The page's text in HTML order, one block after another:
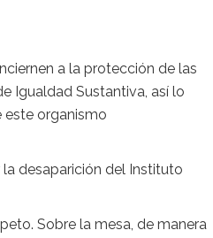
a la protección de las
Igualdad Sustantiva, así lo
este organismo
desaparición del Instituto
Sobre la mesa, de manera